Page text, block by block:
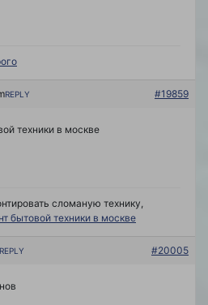
#19859
REPLY
техники в москве
сломаную технику,
бытовой техники в москве
#20005
REPLY